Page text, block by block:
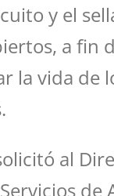
y el
a fin
la vida de
al
de